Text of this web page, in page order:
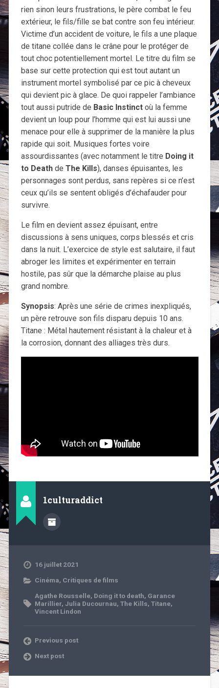
rien sinon leurs frustrations, le père combat le feu
extérieur, le fils/fille se bat contre son feu intérieur.
Victime d’un accident de voiture, le fils a une plaque
de titane collée dans le crâne pour le protéger de
tout choc potentiellement mortel. Le titre du film se
base sur cette protection qui est tout autant un
instrument mortel symbolisé par ce pic à cheveux
qui devient pic à glace. De quoi rappeler l’ambiance
tout aussi putride de Basic Instinct où la femme
devient un loup pour l’homme qui est lui aussi une
menace pour elle à supprimer de la manière la plus
rapide qui soit. Musiques fortes voire
assourdissantes (avec notamment le titre Doing it
to Death de The Kills), danses épuisantes, les
personnages sont perdus, sans repères si ce n’est
ceux qu’ils se sentent obligés d’échafauder pour
survivre.
Le film en devient assez épuisant, entre
discussions à sens uniques, corps blessés et cris
dans la nuit. L’exercice de style est salutaire, il faut
abroger les limites et expérimenter en terrain
hostile, pas sûr que la démarche plaise au plus
grand nombre.
Synopsis: Après une série de crimes inexpliqués,
un père retrouve son fils disparu depuis 10 ans.
Titane : Métal hautement résistant à la chaleur et à
la corrosion, donnant des alliages très durs.
1culturaddict
16 juillet 2021
Cinéma, Critiques de films
Agathe Rousselle, Doing it to death, Garance
Marillier, Julia Ducournau, The Kills, Titane,
Vincent Lindon
Previous post
Next post